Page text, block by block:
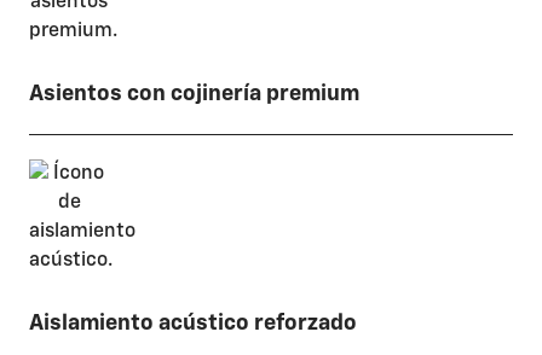
Asientos con cojinería premium
Aislamiento acústico reforzado